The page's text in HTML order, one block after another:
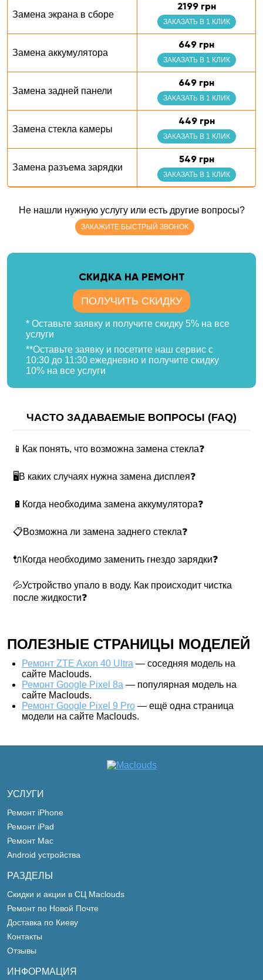
Замена экрана в сборе
2199 грн
ЗАКАЗАТЬ В 1 КЛИК
Замена аккумулятора
649 грн
ЗАКАЗАТЬ В 1 КЛИК
Замена задней панели
649 грн
ЗАКАЗАТЬ В 1 КЛИК
Замена стекла камеры
449 грн
ЗАКАЗАТЬ В 1 КЛИК
Замена разъема зарядки
549 грн
ЗАКАЗАТЬ В 1 КЛИК
Не нашли нужную услугу или есть другие вопросы?
ЗАКАЖИТЕ БЫСТРЫЙ ЗВОНОК
CКИДКА НА РЕМОНТ
ПОЛУЧИТЬ СКИДКУ
* Оставьте заявку и получите скидку 5% на все
услуги
**Оставьте заявку и посетите наш сервис с
10:30 до 11:30 ежедневно и получите скидку
10% на все услуги
ЧАСТО ЗАДАВАЕМЫЕ ВОПРОСЫ (FAQ)
📱Как понять, что возможна замена стекла❓
🖥В каких случаях нужна замена дисплея❓
🔋Когда необходима замена аккумулятора❓
📋Возможна ли замена заднего стекла❓
🔌Когда необходимо заменить гнездо зарядки❓
💦Устройство упало в воду. Как происходит чистка
после жидкости❓
ПОЛЕЗНЫЕ СТРАНИЦЫ МОДЕЛЕЙ
Ремонт ZTE Axon 40 Ultra — соседняя модель на
сайте Maclouds.
Ремонт Google Pixel 8a — популярная модель на
сайте Maclouds.
Ремонт Google Pixel 9 Pro — ещё одна страница
модели на сайте Maclouds.
УСЛУГИ
Ремонт iPhone
Ремонт iPad
Ремонт Mac
Android устройства
РАЗДЕЛЫ
Скидки и акции в СЦ Maclouds
Ремонт по Новой Почте
Доставка по Киеву
Контакты
Отзывы
ИНФОРМАЦИЯ